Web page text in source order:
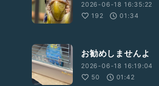
2026-06-18 16:35:22
192
01:34
お勧めしませんよ
2026-06-18 16:19:04
50
01:42